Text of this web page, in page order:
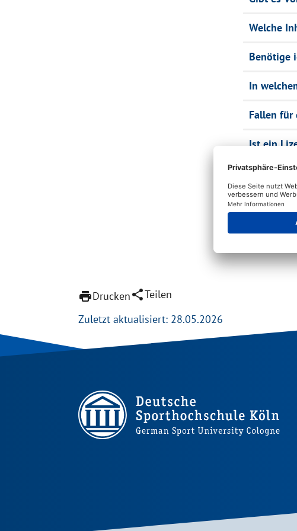
Welche
Benötige
In
Fallen für
Ist ein
Welche
werden?
printDruckenshareTeilen
Zuletzt aktualisiert: 28.05.2026